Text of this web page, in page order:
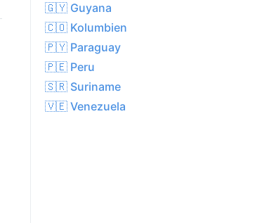
🇬🇾 Guyana
🇨🇴 Kolumbien
🇵🇾 Paraguay
🇵🇪 Peru
🇸🇷 Suriname
🇻🇪 Venezuela